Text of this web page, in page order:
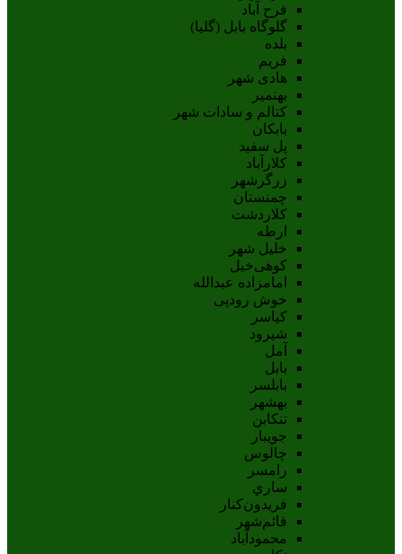
فرح آباد
گلوگاه بابل (گلیا)
بلده
فریم
هادی شهر
بهنمیر
کتالم و سادات شهر
بابکان
پل سفید
کلارآباد
زرگرشهر
چمنستان
کلاردشت
ارطه
خلیل شهر
کوهی‌خیل
امامزاده عبدالله
خوش رودپی
کیاسر
شیرود
آمل
بابل
بابلسر
بهشهر
تنکابن
جويبار
چالوس
رامسر
ساري
فريدون‌کنار
قائم‌شهر
محمودآباد